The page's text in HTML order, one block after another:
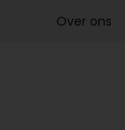
Over ons